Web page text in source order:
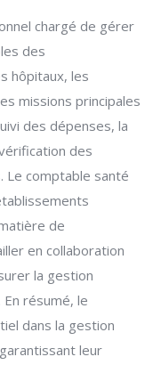
chargé de gérer
des
hôpitaux, les
missions principales
des dépenses, la
des
comptable santé
de
en collaboration
la gestion
résumé, le
dans la gestion
leur